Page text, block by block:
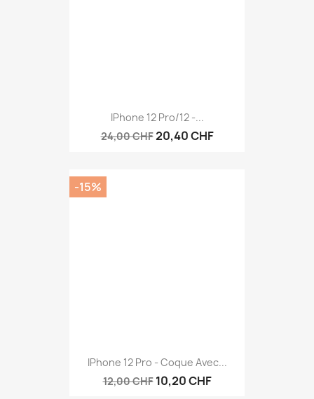
IPhone 12 Pro/12 -...
24,00 CHF20,40 CHF
IPhone 12 Pro - Coque Avec...
12,00 CHF 10,20 CHF
-15%